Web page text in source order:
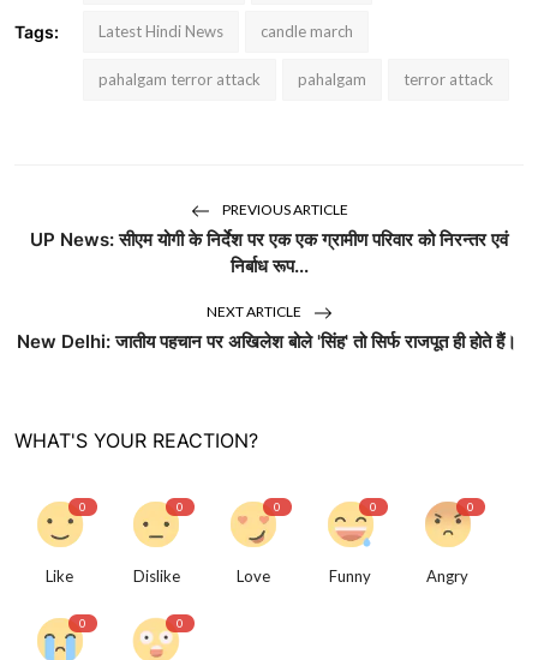
Tags: Latest Hindi News candle march
pahalgam terror attack pahalgam terror attack
PREVIOUS ARTICLE
UP News: सीएम योगी के निर्देश पर एक एक ग्रामीण परिवार को निरन्तर एवं
निर्बाध रूप...
NEXT ARTICLE
New Delhi: जातीय पहचान पर अखिलेश बोले 'सिंह' तो सिर्फ राजपूत ही होते हैं।
WHAT'S YOUR REACTION?
0
Like
0
Dislike
0
Love
0
Funny
0
Angry
0 0